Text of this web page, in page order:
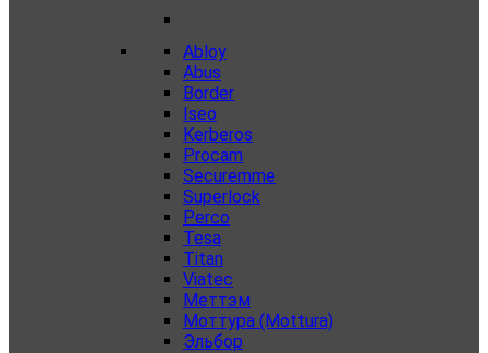
Abloy
Abus
Border
Iseo
Kerberos
Procam
Securemme
Superlock
Perco
Tesa
Titan
Viatec
Меттэм
Моттура (Mottura)
Эльбор